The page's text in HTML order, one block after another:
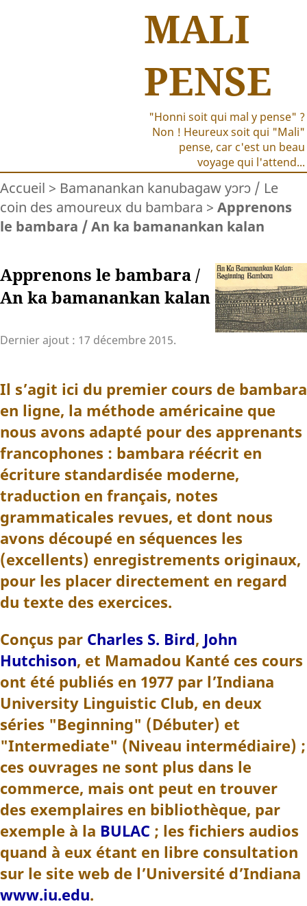
MALI
PENSE
"Honni soit qui mal y pense" ?
Non ! Heureux soit qui "Mali"
pense, car c'est un beau
voyage qui l'attend...
Accueil > Bamanankan kanubagaw yɔrɔ / Le
coin des amoureux du bambara > Apprenons
le bambara / An ka bamanankan kalan
Apprenons le bambara /
An ka bamanankan kalan
Dernier ajout : 17 décembre 2015.
Il s’agit ici du premier cours de bambara
en ligne, la méthode américaine que
nous avons adapté pour des apprenants
francophones : bambara réécrit en
écriture standardisée moderne,
traduction en français, notes
grammaticales revues, et dont nous
avons découpé en séquences les
(excellents) enregistrements originaux,
pour les placer directement en regard
du texte des exercices.
Conçus par Charles S. Bird, John
Hutchison, et Mamadou Kanté ces cours
ont été publiés en 1977 par l’Indiana
University Linguistic Club, en deux
séries "Beginning" (Débuter) et
"Intermediate" (Niveau intermédiaire) ;
ces ouvrages ne sont plus dans le
commerce, mais ont peut en trouver
des exemplaires en bibliothèque, par
exemple à la BULAC ; les fichiers audios
quand à eux étant en libre consultation
sur le site web de l’Université d’Indiana
www.iu.edu.